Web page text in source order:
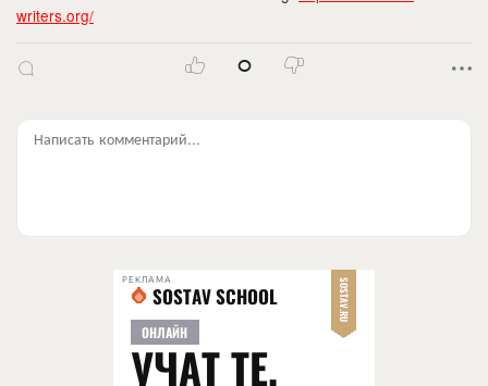
writers.org/
0
Написать комментарий...
РЕКЛАМА